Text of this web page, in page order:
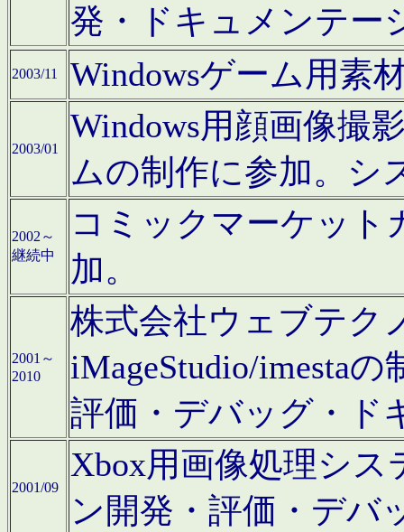
発・ドキュメンテー
2003/11 Windowsゲーム用素
2003/01
Windows用顔画像撮
ムの制作に参加。シ
2002～
継続中
コミックマーケット
加。
2001～
2010
株式会社ウェブテク
iMageStudio/imesta
評価・デバッグ・ド
2001/09
Xbox用画像処理シ
ン開発・評価・デバ